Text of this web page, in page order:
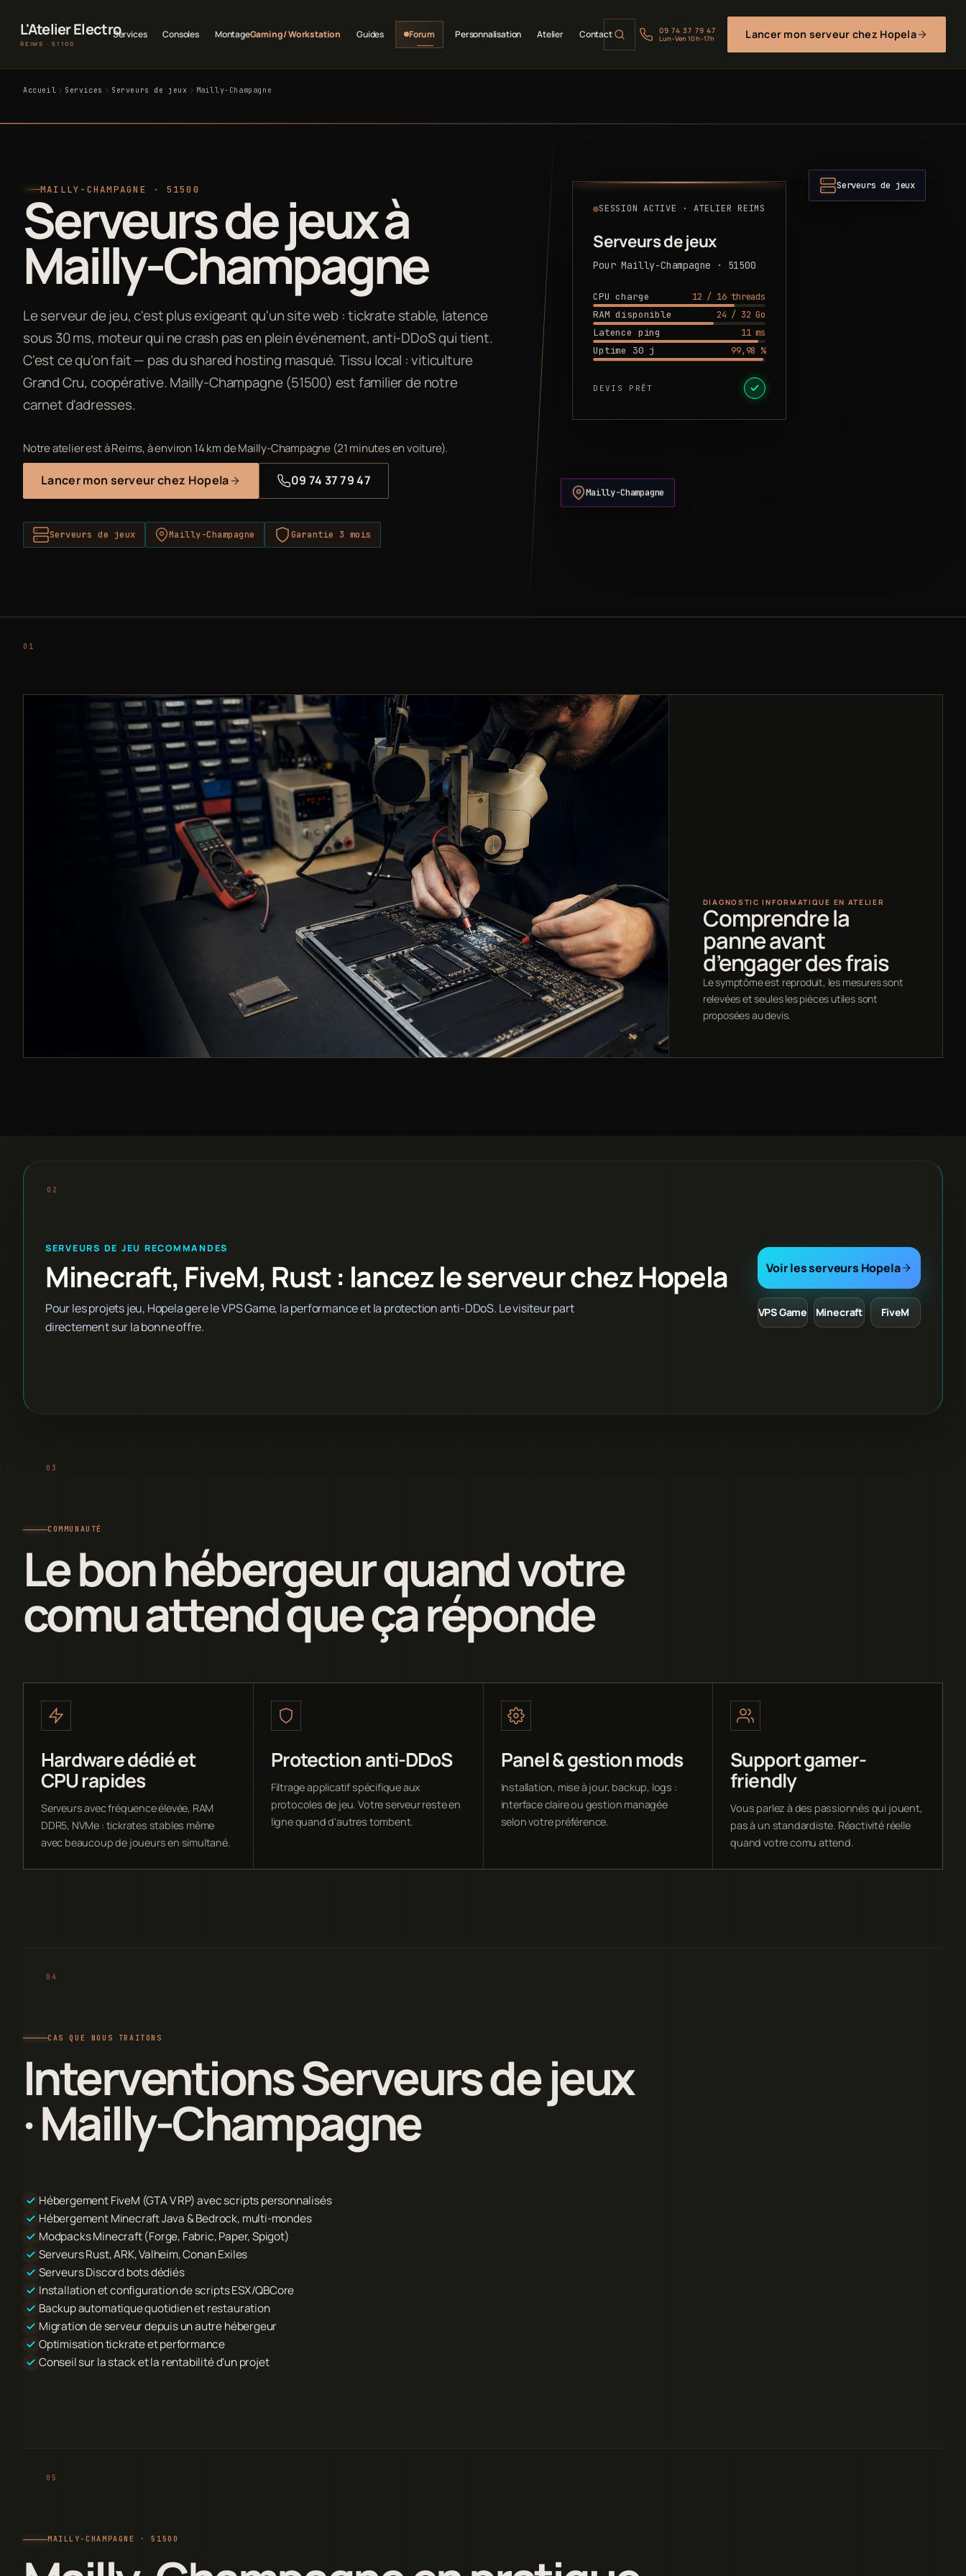
L'Atelier Electro
REIMS · 51100
Services Consoles MontageGaming / Workstation Guides Forum Personnalisation Atelier Contact 09 74 37 79 47
Lun–Ven 10h–17h Lancer mon serveur chez Hopela
Accueil Services Serveurs de jeux Mailly-Champagne
MAILLY-CHAMPAGNE · 51500
Serveurs de jeux à
Mailly-Champagne
Le serveur de jeu, c'est plus exigeant qu'un site web : tickrate stable, latence
sous 30 ms, moteur qui ne crash pas en plein événement, anti-DDoS qui tient.
C'est ce qu'on fait — pas du shared hosting masqué. Tissu local : viticulture
Grand Cru, coopérative. Mailly-Champagne (51500) est familier de notre
carnet d'adresses.
Notre atelier est à Reims, à environ 14 km de Mailly-Champagne (21 minutes en voiture).
Lancer mon serveur chez Hopela 09 74 37 79 47
Serveurs de jeux Mailly-Champagne Garantie 3 mois
SESSION ACTIVE · ATELIER REIMS
Serveurs de jeux
Pour Mailly-Champagne · 51500
CPU charge
12 / 16 threads
RAM disponible
24 / 32 Go
Latence ping
11 ms
Uptime 30 j
99,98 %
DEVIS PRÊT
Serveurs de jeux
Mailly-Champagne
DIAGNOSTIC INFORMATIQUE EN ATELIER
Comprendre la
panne avant
d’engager des frais
Le symptôme est reproduit, les mesures sont
relevées et seules les pièces utiles sont
proposées au devis.
SERVEURS DE JEU RECOMMANDES
Minecraft, FiveM, Rust : lancez le serveur chez Hopela
Pour les projets jeu, Hopela gere le VPS Game, la performance et la protection anti-DDoS. Le visiteur part
directement sur la bonne offre.
Voir les serveurs Hopela
VPS Game Minecraft FiveM
COMMUNAUTÉ
Le bon hébergeur quand votre
comu attend que ça réponde
Hardware dédié et
CPU rapides
Serveurs avec fréquence élevée, RAM
DDR5, NVMe : tickrates stables même
avec beaucoup de joueurs en simultané.
Protection anti-DDoS
Filtrage applicatif spécifique aux
protocoles de jeu. Votre serveur reste en
ligne quand d'autres tombent.
Panel & gestion mods
Installation, mise à jour, backup, logs :
interface claire ou gestion managée
selon votre préférence.
Support gamer-
friendly
Vous parlez à des passionnés qui jouent,
pas à un standardiste. Réactivité réelle
quand votre comu attend.
CAS QUE NOUS TRAITONS
Interventions Serveurs de jeux
· Mailly-Champagne
Hébergement FiveM (GTA V RP) avec scripts personnalisés
Hébergement Minecraft Java & Bedrock, multi-mondes
Modpacks Minecraft (Forge, Fabric, Paper, Spigot)
Serveurs Rust, ARK, Valheim, Conan Exiles
Serveurs Discord bots dédiés
Installation et configuration de scripts ESX/QBCore
Backup automatique quotidien et restauration
Migration de serveur depuis un autre hébergeur
Optimisation tickrate et performance
Conseil sur la stack et la rentabilité d'un projet
MAILLY-CHAMPAGNE · 51500